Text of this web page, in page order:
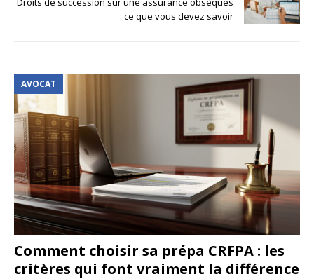
: ce que vous devez savoir
AVOCAT
Comment choisir sa prépa CRFPA : les
critères qui font vraiment la différence